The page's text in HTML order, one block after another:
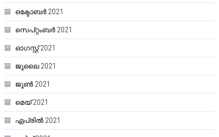
ഒക്ടോബർ 2021
സെപ്റ്റംബർ 2021
ഓഗസ്റ്റ്‌ 2021
ജൂലൈ 2021
ജൂൺ 2021
മെയ്‌ 2021
ഏപ്രിൽ 2021